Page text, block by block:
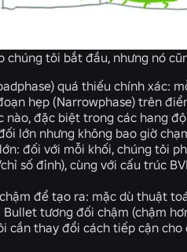
chúng tôi bắt đầu, nhưng nó
quá thiếu chính xác:
hẹp (Narrowphase) trên
đặc biệt trong các hang
lớn nhưng không bao giờ
: đối với mỗi khối, chúng tôi
số đỉnh), cùng với cấu trúc
để tạo ra: mặc dù thuật
tương đối chậm (chậm
cần thay đổi cách tiếp cận